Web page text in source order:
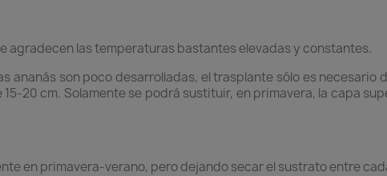
agradecen las temperaturas bastantes elevadas y constantes.
ananás son poco desarrolladas, el trasplante sólo es necesario
20 cm. Solamente se podrá sustituir, en primavera, la capa
en primavera-verano, pero dejando secar el sustrato entre